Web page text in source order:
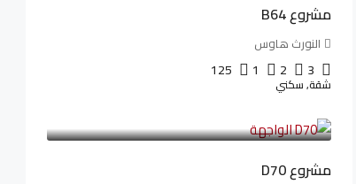
مشروع B64
النورث هاوس
3
2
1
125
شقة, سكني
مشروع D70